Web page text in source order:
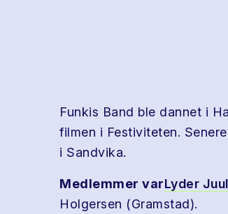
Funkis Band ble dannet i
filmen i Festiviteten.
i Sandvika.
Medlemmer varLyder
Holgersen (Gramstad).